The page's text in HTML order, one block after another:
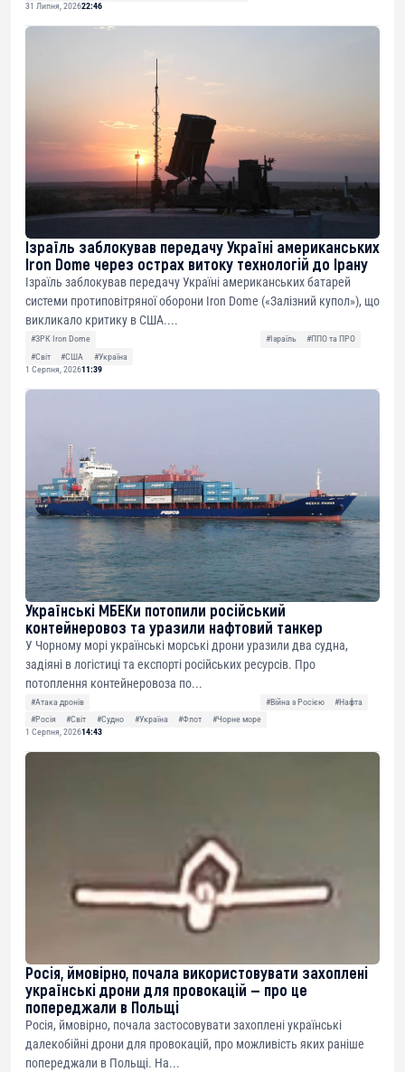
31 Липня, 202622:46
Ізраїль заблокував передачу Україні американських
Iron Dome через острах витоку технологій до Ірану
Ізраїль заблокував передачу Україні американських батарей
системи протиповітряної оборони Iron Dome («Залізний купол»), що
викликало критику в США....
#ЗРК Iron Dome #Ізраїль
#ППО та ПРО
#Світ
#США
#Україна
1 Серпня, 202611:39
Українські МБЕКи потопили російський
контейнеровоз та уразили нафтовий танкер
У Чорному морі українські морські дрони уразили два судна,
задіяні в логістиці та експорті російських ресурсів. Про
потоплення контейнеровоза по...
#Атака дронів #Війна з Росією
#Нафта
#Росія
#Світ #Судно #Україна #Флот
#Чорне море
1 Серпня, 202614:43
Росія, ймовірно, почала використовувати захоплені
українські дрони для провокацій — про це
попереджали в Польщі
Росія, ймовірно, почала застосовувати захоплені українські
далекобійні дрони для провокацій, про можливість яких раніше
попереджали в Польщі. На...